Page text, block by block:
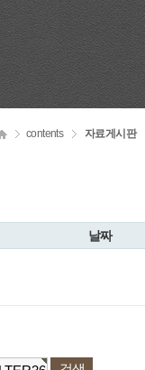
contents 자료게시판
날짜